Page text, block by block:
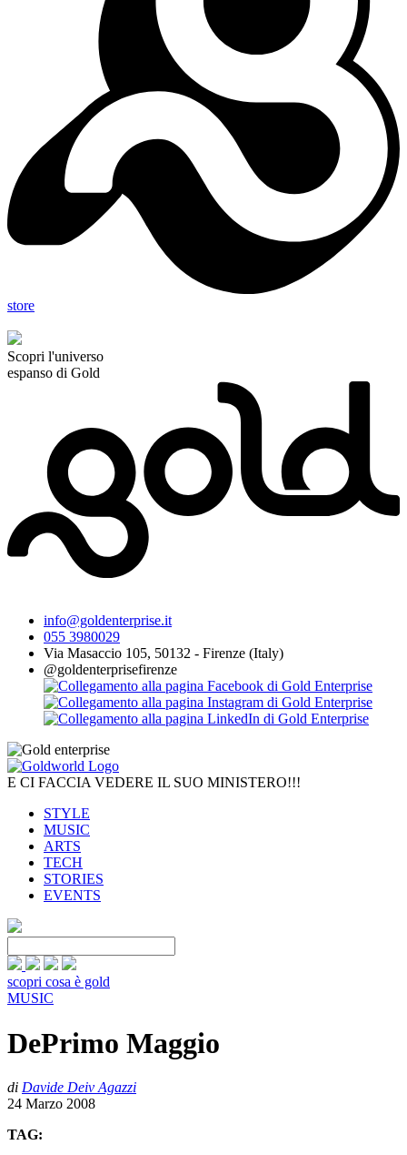
store
Scopri l'universo
espanso di Gold
info@goldenterprise.it
055 3980029
Via Masaccio 105, 50132 - Firenze (Italy)
@goldenterprisefirenze
E CI FACCIA VEDERE IL SUO MINISTERO!!!
STYLE
MUSIC
ARTS
TECH
STORIES
EVENTS
scopri cosa è gold
MUSIC
DePrimo Maggio
di Davide Deiv Agazzi
24 Marzo 2008
TAG: